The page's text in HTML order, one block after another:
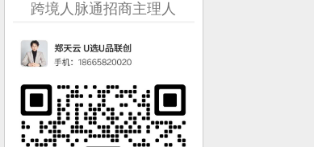
跨境人脉通招商主理人